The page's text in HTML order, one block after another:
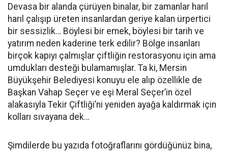
Devasa bir alanda çürüyen binalar, bir zamanlar harıl
harıl çalışıp üreten insanlardan geriye kalan ürpertici
bir sessizlik… Böylesi bir emek, böylesi bir tarih ve
yatırım neden kaderine terk edilir? Bölge insanları
birçok kapıyı çalmışlar çiftliğin restorasyonu için ama
umdukları desteği bulamamışlar. Ta ki, Mersin
Büyükşehir Belediyesi konuyu ele alıp özellikle de
Başkan Vahap Seçer ve eşi Meral Seçer’in özel
alakasıyla Tekir Çiftliği’ni yeniden ayağa kaldırmak için
kolları sıvayana dek…
Şimdilerde bu yazıda fotoğraflarını gördüğünüz bina,